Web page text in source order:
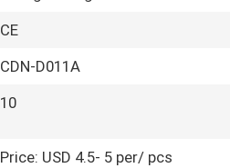
CE
CDN-D011A
10
Price: USD 4.5- 5 per/ pcs